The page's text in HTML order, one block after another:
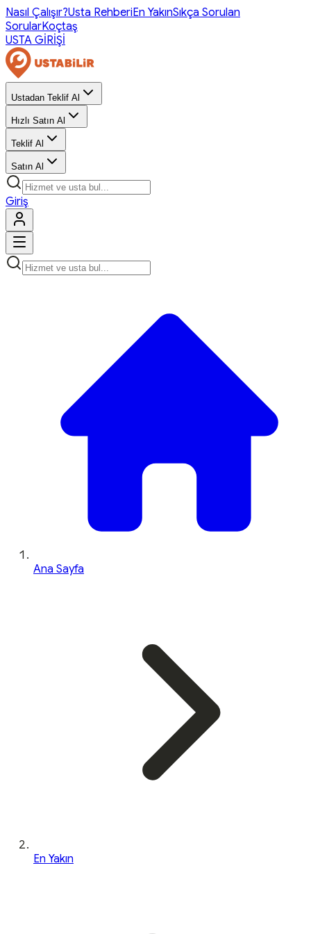
Nasıl Çalışır?Usta RehberiEn YakınSıkça Sorulan
SorularKoçtaş
USTA GİRİŞİ
Ustadan Teklif Al
Hızlı Satın Al
Teklif Al
Satın Al
Giriş
Ana Sayfa
En Yakın